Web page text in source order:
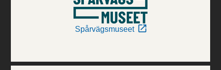
Spårvägsmuseet